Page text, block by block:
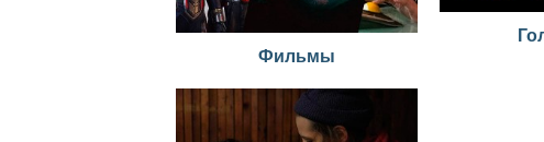
Фильмы